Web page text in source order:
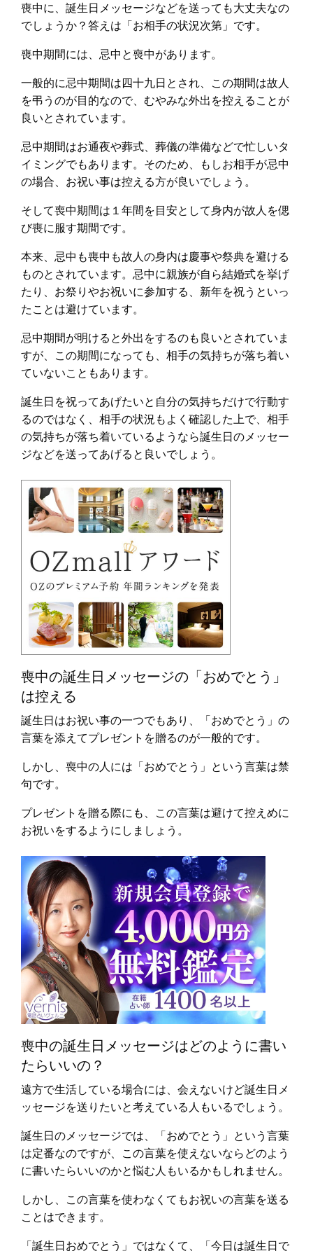
喪中に、誕生日メッセージなどを送っても大丈夫なの
でしょうか？答えは「お相手の状況次第」です。
喪中期間には、忌中と喪中があります。
一般的に忌中期間は四十九日とされ、この期間は故人
を弔うのが目的なので、むやみな外出を控えることが
良いとされています。
忌中期間はお通夜や葬式、葬儀の準備などで忙しいタ
イミングでもあります。そのため、もしお相手が忌中
の場合、お祝い事は控える方が良いでしょう。
そして喪中期間は１年間を目安として身内が故人を偲
び喪に服す期間です。
本来、忌中も喪中も故人の身内は慶事や祭典を避ける
ものとされています。忌中に親族が自ら結婚式を挙げ
たり、お祭りやお祝いに参加する、新年を祝うといっ
たことは避けています。
忌中期間が明けると外出をするのも良いとされていま
すが、この期間になっても、相手の気持ちが落ち着い
ていないこともあります。
誕生日を祝ってあげたいと自分の気持ちだけで行動す
るのではなく、相手の状況もよく確認した上で、相手
の気持ちが落ち着いているようなら誕生日のメッセー
ジなどを送ってあげると良いでしょう。
喪中の誕生日メッセージの「おめでとう」
は控える
誕生日はお祝い事の一つでもあり、「おめでとう」の
言葉を添えてプレゼントを贈るのが一般的です。
しかし、喪中の人には「おめでとう」という言葉は禁
句です。
プレゼントを贈る際にも、この言葉は避けて控えめに
お祝いをするようにしましょう。
喪中の誕生日メッセージはどのように書い
たらいいの？
遠方で生活している場合には、会えないけど誕生日メ
ッセージを送りたいと考えている人もいるでしょう。
誕生日のメッセージでは、「おめでとう」という言葉
は定番なのですが、この言葉を使えないならどのよう
に書いたらいいのかと悩む人もいるかもしれません。
しかし、この言葉を使わなくてもお祝いの言葉を送る
ことはできます。
「誕生日おめでとう」ではなくて、「今日は誕生日で